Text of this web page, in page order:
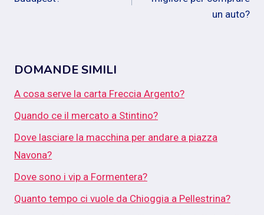
un auto?
DOMANDE SIMILI
A cosa serve la carta Freccia Argento?
Quando ce il mercato a Stintino?
Dove lasciare la macchina per andare a piazza
Navona?
Dove sono i vip a Formentera?
Quanto tempo ci vuole da Chioggia a Pellestrina?